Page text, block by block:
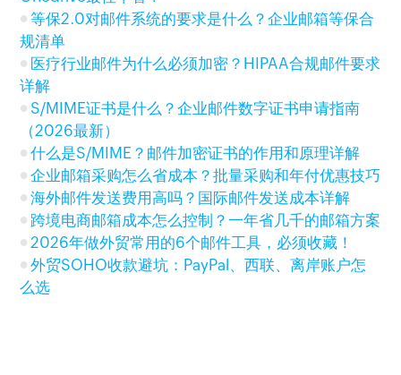
等保2.0对邮件系统的要求是什么？企业邮箱等保合
规清单
医疗行业邮件为什么必须加密？HIPAA合规邮件要求
详解
S/MIME证书是什么？企业邮件数字证书申请指南
（2026最新）
什么是S/MIME？邮件加密证书的作用和原理详解
企业邮箱采购怎么省成本？批量采购和年付优惠技巧
海外邮件发送费用高吗？国际邮件发送成本详解
跨境电商邮箱成本怎么控制？一年省几千的邮箱方案
2026年做外贸常用的6个邮件工具，必须收藏！
外贸SOHO收款避坑：PayPal、西联、离岸账户怎
么选